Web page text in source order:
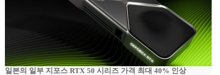
일본의 일부 지포스 RTX 50 시리즈 가격 최대 40% 인상